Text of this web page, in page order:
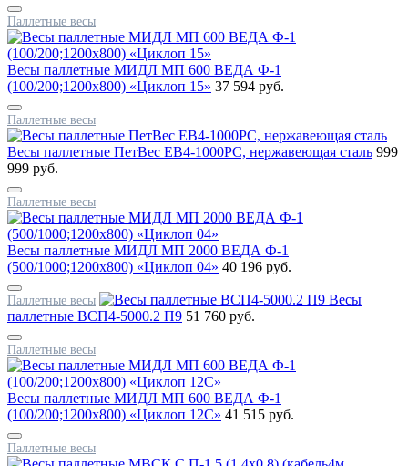
Паллетные весы
Весы паллетные МИДЛ МП 600 ВЕДА Ф-1
(100/200;1200x800) «Циклоп 15» 37 594 руб.
Паллетные весы
Весы паллетные ПетВес EB4-1000PC, нержавеющая сталь 999
999 руб.
Паллетные весы
Весы паллетные МИДЛ МП 2000 ВЕДА Ф-1
(500/1000;1200x800) «Циклоп 04» 40 196 руб.
Паллетные весы
Весы
паллетные ВСП4-5000.2 П9 51 760 руб.
Паллетные весы
Весы паллетные МИДЛ МП 600 ВЕДА Ф-1
(100/200;1200x800) «Циклоп 12С» 41 515 руб.
Паллетные весы